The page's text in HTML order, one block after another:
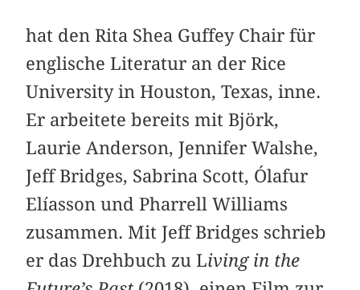
hat den Rita Shea Guffey Chair für
englische Literatur an der Rice
University in Houston, Texas, inne.
Er arbeitete bereits mit Björk,
Laurie Anderson, Jennifer Walshe,
Jeff Bridges, Sabrina Scott, Ólafur
Elíasson und Pharrell Williams
zusammen. Mit Jeff Bridges schrieb
er das Drehbuch zu Living in the